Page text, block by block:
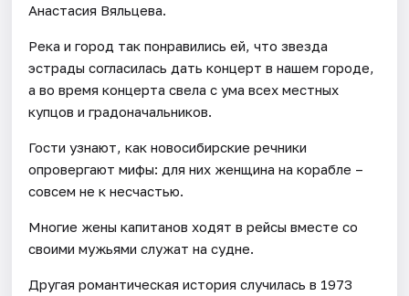
Анастасия Вяльцева.
Река и город так понравились ей, что звезда
эстрады согласилась дать концерт в нашем городе,
а во время концерта свела с ума всех местных
купцов и градоначальников.
Гости узнают, как новосибирские речники
опровергают мифы: для них женщина на корабле –
совсем не к несчастью.
Многие жены капитанов ходят в рейсы вместе со
своими мужьями служат на судне.
Другая романтическая история случилась в 1973